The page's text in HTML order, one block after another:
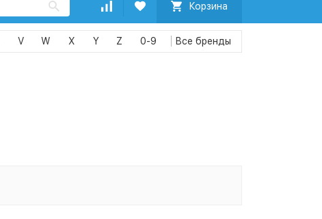
Корзина
V W X Y Z 0-9